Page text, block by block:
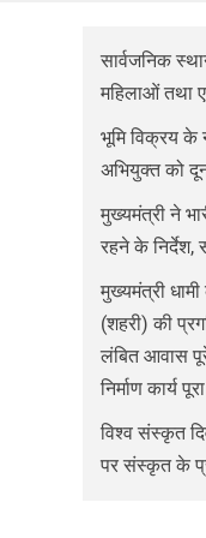
सार्वजनिक
महिलाओं तथा
भूमि विक्रय के
अभियुक्त को
मुख्यमंत्री ने
रहने के निर्देश,
मुख्यमंत्री
(शहरी) की
लंबित आवास
निर्माण कार्य पूरा
विश्व संस्कृत
पर संस्कृत के